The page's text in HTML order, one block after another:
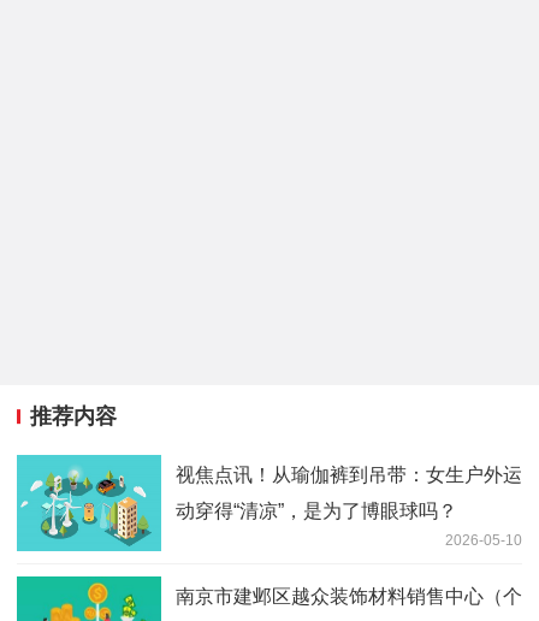
推荐内容
视焦点讯！从瑜伽裤到吊带：女生户外运
动穿得“清凉”，是为了博眼球吗？
2026-05-10
南京市建邺区越众装饰材料销售中心（个